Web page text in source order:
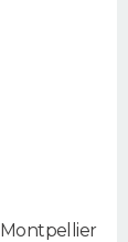
Montpellier